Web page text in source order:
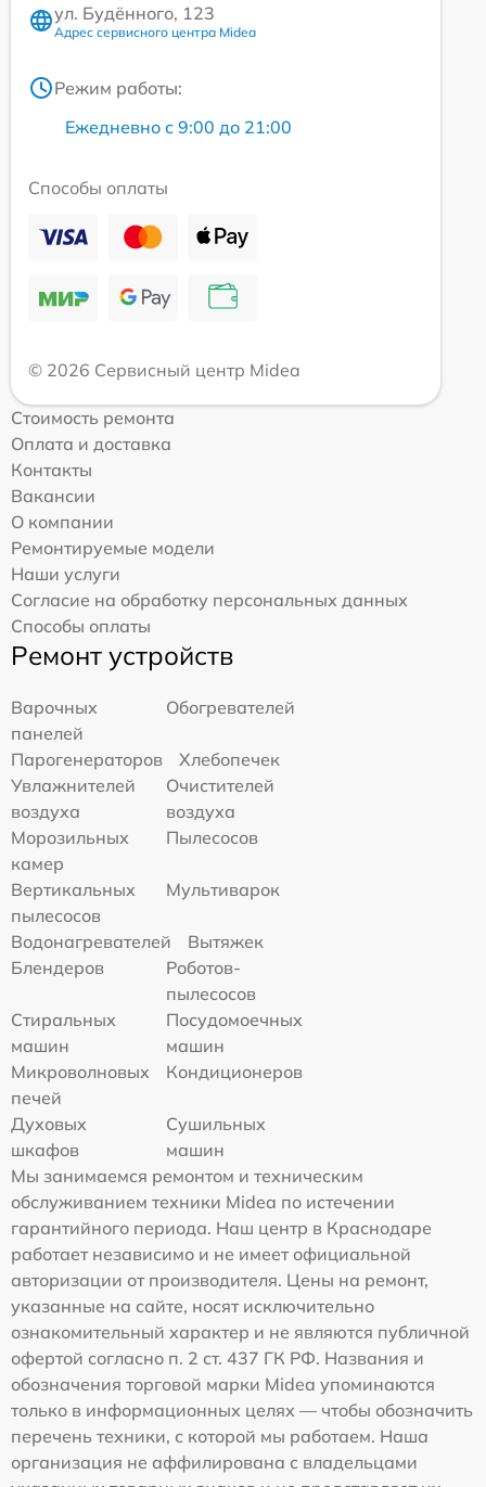
ул. Будённого, 123
Адрес сервисного центра Midea
Режим работы:
Ежедневно с 9:00 до 21:00
Способы оплаты
© 2026 Сервисный центр Midea
Стоимость ремонта
Оплата и доставка
Контакты
Вакансии
О компании
Ремонтируемые модели
Наши услуги
Согласие на обработку персональных данных
Способы оплаты
Ремонт устройств
Варочных
панелей
Обогревателей
Парогенераторов
Хлебопечек
Увлажнителей
воздуха
Очистителей
воздуха
Морозильных
камер
Пылесосов
Вертикальных
пылесосов
Мультиварок
Водонагревателей
Вытяжек
Блендеров
Роботов-
пылесосов
Стиральных
машин
Посудомоечных
машин
Микроволновых
печей
Кондиционеров
Духовых
шкафов
Сушильных
машин
Мы занимаемся ремонтом и техническим
обслуживанием техники Midea по истечении
гарантийного периода. Наш центр в Краснодаре
работает независимо и не имеет официальной
авторизации от производителя. Цены на ремонт,
указанные на сайте, носят исключительно
ознакомительный характер и не являются публичной
офертой согласно п. 2 ст. 437 ГК РФ. Названия и
обозначения торговой марки Midea упоминаются
только в информационных целях — чтобы обозначить
перечень техники, с которой мы работаем. Наша
организация не аффилирована с владельцами